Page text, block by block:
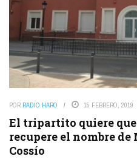
POR RADIO HARO 15 FEBRERO, 2019
El tripartito quiere que
recupere el nombre
Cossío